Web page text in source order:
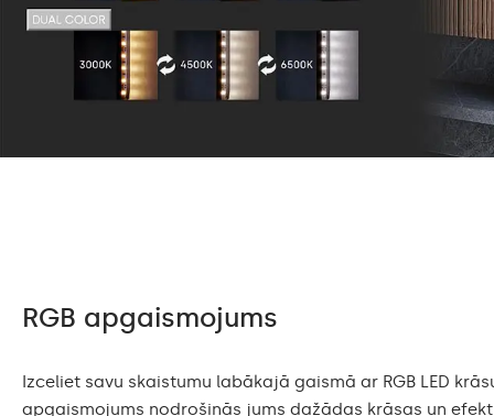
RGB apgaismojums
Izceliet savu skaistumu labākajā gaismā ar RGB LED
apgaismojums nodrošinās jums dažādas krāsas un